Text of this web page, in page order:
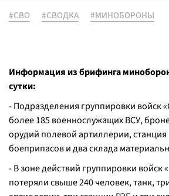
#СВО #СВОДКА #МИНОБОРОНЫ
Информация из брифинга
сутки:
- Подразделения группировки войск
более 185 военнослужащих ВСУ,
орудий полевой артиллерии, станция
боеприпасов и два склада
- В зоне действий группировки войск
потеряли свыше 240 человек, танк,